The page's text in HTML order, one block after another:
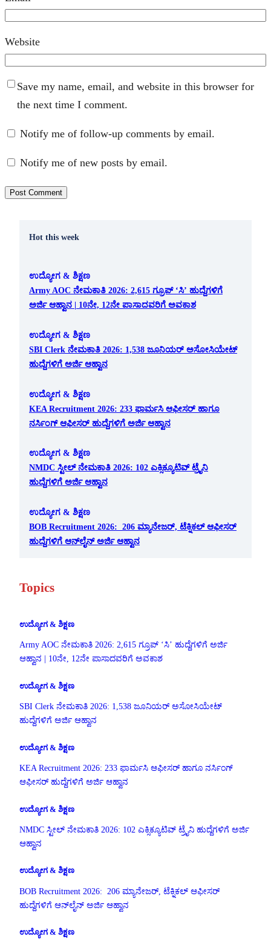
Website
Save my name, email, and website in this browser for
the next time I comment.
Notify me of follow-up comments by email.
Notify me of new posts by email.
Hot this week
ಉದ್ಯೋಗ & ಶಿಕ್ಷಣ
Army AOC ನೇಮಕಾತಿ 2026: 2,615 ಗ್ರೂಪ್ ‘ಸಿ’ ಹುದ್ದೆಗಳಿಗೆ
ಅರ್ಜಿ ಆಹ್ವಾನ | 10ನೇ, 12ನೇ ಪಾಸಾದವರಿಗೆ ಅವಕಾಶ
ಉದ್ಯೋಗ & ಶಿಕ್ಷಣ
SBI Clerk ನೇಮಕಾತಿ 2026: 1,538 ಜೂನಿಯರ್ ಅಸೋಸಿಯೇಟ್
ಹುದ್ದೆಗಳಿಗೆ ಅರ್ಜಿ ಆಹ್ವಾನ
ಉದ್ಯೋಗ & ಶಿಕ್ಷಣ
KEA Recruitment 2026: 233 ಫಾರ್ಮಸಿ ಆಫೀಸರ್ ಹಾಗೂ
ನರ್ಸಿಂಗ್ ಆಫೀಸರ್ ಹುದ್ದೆಗಳಿಗೆ ಅರ್ಜಿ ಆಹ್ವಾನ
ಉದ್ಯೋಗ & ಶಿಕ್ಷಣ
NMDC ಸ್ಟೀಲ್ ನೇಮಕಾತಿ 2026: 102 ಎಕ್ಸಿಕ್ಯೂಟಿವ್ ಟ್ರೈನಿ
ಹುದ್ದೆಗಳಿಗೆ ಅರ್ಜಿ ಆಹ್ವಾನ
ಉದ್ಯೋಗ & ಶಿಕ್ಷಣ
BOB Recruitment 2026: 206 ಮ್ಯಾನೇಜರ್, ಟೆಕ್ನಿಕಲ್ ಆಫೀಸರ್
ಹುದ್ದೆಗಳಿಗೆ ಆನ್‌ಲೈನ್ ಅರ್ಜಿ ಆಹ್ವಾನ
Topics
ಉದ್ಯೋಗ & ಶಿಕ್ಷಣ
Army AOC ನೇಮಕಾತಿ 2026: 2,615 ಗ್ರೂಪ್ ‘ಸಿ’ ಹುದ್ದೆಗಳಿಗೆ ಅರ್ಜಿ
ಆಹ್ವಾನ | 10ನೇ, 12ನೇ ಪಾಸಾದವರಿಗೆ ಅವಕಾಶ
ಉದ್ಯೋಗ & ಶಿಕ್ಷಣ
SBI Clerk ನೇಮಕಾತಿ 2026: 1,538 ಜೂನಿಯರ್ ಅಸೋಸಿಯೇಟ್
ಹುದ್ದೆಗಳಿಗೆ ಅರ್ಜಿ ಆಹ್ವಾನ
ಉದ್ಯೋಗ & ಶಿಕ್ಷಣ
KEA Recruitment 2026: 233 ಫಾರ್ಮಸಿ ಆಫೀಸರ್ ಹಾಗೂ ನರ್ಸಿಂಗ್
ಆಫೀಸರ್ ಹುದ್ದೆಗಳಿಗೆ ಅರ್ಜಿ ಆಹ್ವಾನ
ಉದ್ಯೋಗ & ಶಿಕ್ಷಣ
NMDC ಸ್ಟೀಲ್ ನೇಮಕಾತಿ 2026: 102 ಎಕ್ಸಿಕ್ಯೂಟಿವ್ ಟ್ರೈನಿ ಹುದ್ದೆಗಳಿಗೆ ಅರ್ಜಿ
ಆಹ್ವಾನ
ಉದ್ಯೋಗ & ಶಿಕ್ಷಣ
BOB Recruitment 2026: 206 ಮ್ಯಾನೇಜರ್, ಟೆಕ್ನಿಕಲ್ ಆಫೀಸರ್
ಹುದ್ದೆಗಳಿಗೆ ಆನ್‌ಲೈನ್ ಅರ್ಜಿ ಆಹ್ವಾನ
ಉದ್ಯೋಗ & ಶಿಕ್ಷಣ